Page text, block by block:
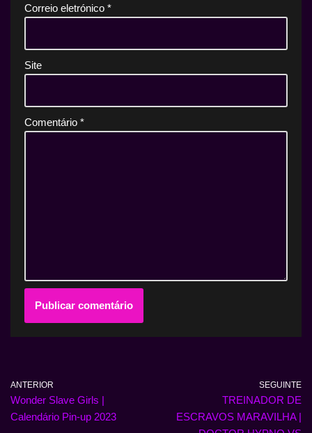
Correio eletrónico *
Site
Comentário *
ANTERIOR
Wonder Slave Girls |
Calendário Pin-up 2023
SEGUINTE
TREINADOR DE
ESCRAVOS MARAVILHA |